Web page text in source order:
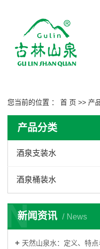
您当前的位置 ： 首 页 >> 产
产品分类
酒泉支装水
酒泉桶装水
新闻资讯 News
N
天然山泉水：定义、特点